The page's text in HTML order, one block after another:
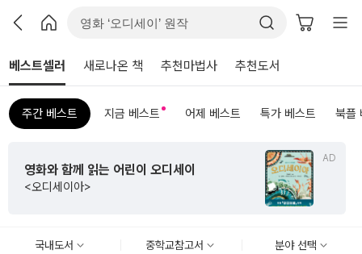
베스트셀러 새로나온 책 추천마법사 추천도서
주간 베스트 지금 베스트 어제 베스트 특가 베스트 북플
AD
영화와 함께 읽는 어린이 오디세이
<오디세이아>
국내도서 중학교참고서 분야 선택